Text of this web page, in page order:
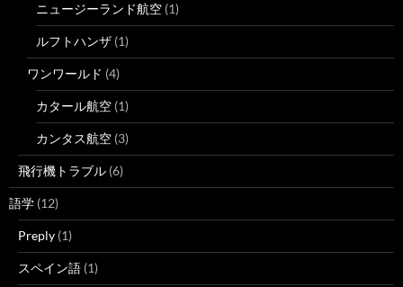
ニュージーランド航空 (1)
ルフトハンザ (1)
ワンワールド (4)
カタール航空 (1)
カンタス航空 (3)
飛行機トラブル (6)
語学 (12)
Preply (1)
スペイン語 (1)